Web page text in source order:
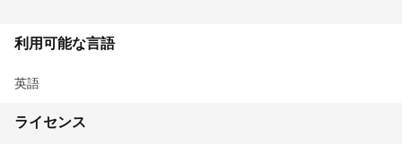
利用可能な言語
英語
ライセンス